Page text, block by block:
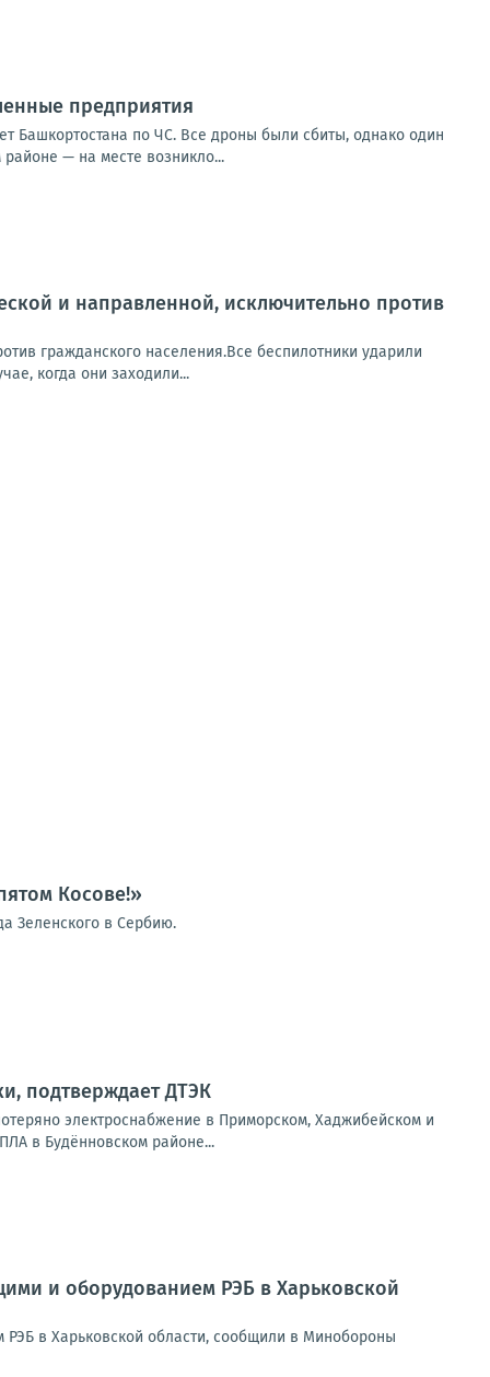
предприятия
Башкортостана по ЧС. Все дроны были сбиты, однако один
— на месте возникло...
и направленной, исключительно против
гражданского населения.Все беспилотники ударили
когда они заходили...
Косове!»
Зеленского в Сербию.
подтверждает ДТЭК
электроснабжение в Приморском, Хаджибейском и
в Будённовском районе...
и оборудованием РЭБ в Харьковской
в Харьковской области, сообщили в Минобороны